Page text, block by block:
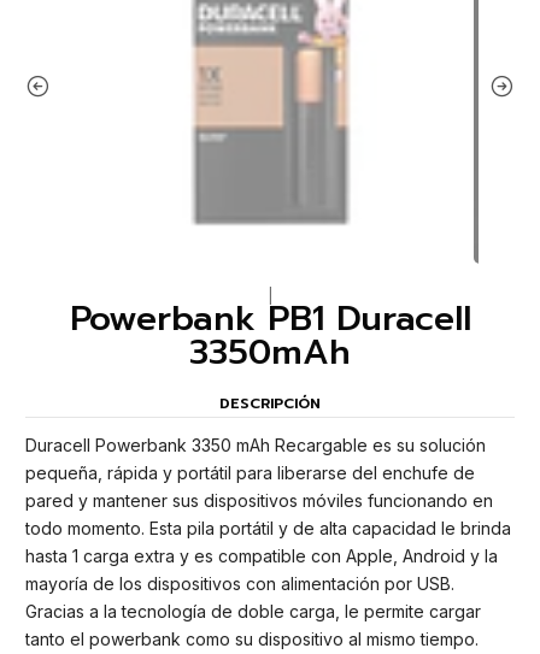
Powerbank PB1 Duracell
3350mAh
DESCRIPCIÓN
Duracell Powerbank 3350 mAh Recargable es su solución
pequeña, rápida y portátil para liberarse del enchufe de
pared y mantener sus dispositivos móviles funcionando en
todo momento. Esta pila portátil y de alta capacidad le brinda
hasta 1 carga extra y es compatible con Apple, Android y la
mayoría de los dispositivos con alimentación por USB.
Gracias a la tecnología de doble carga, le permite cargar
tanto el powerbank como su dispositivo al mismo tiempo.